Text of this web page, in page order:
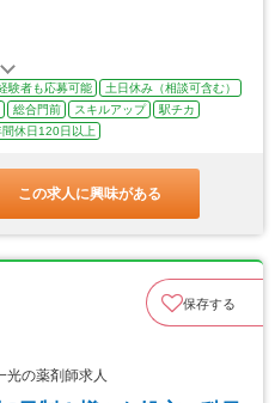
験者も応募可能
土日休み（相談可含む）
総合門前 スキルアップ
駅チカ
間休日120日以上
この求人に興味がある
保存する
の薬剤師求人